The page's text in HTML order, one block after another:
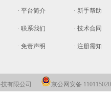
· 平台简介
· 联系我们
· 免责声明
· 新手帮助
· 技术合同
· 注册需知
技有限公司 京公网安备